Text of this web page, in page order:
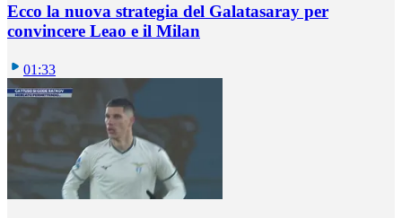
Ecco la nuova strategia del Galatasaray per
convincere Leao e il Milan
01:33